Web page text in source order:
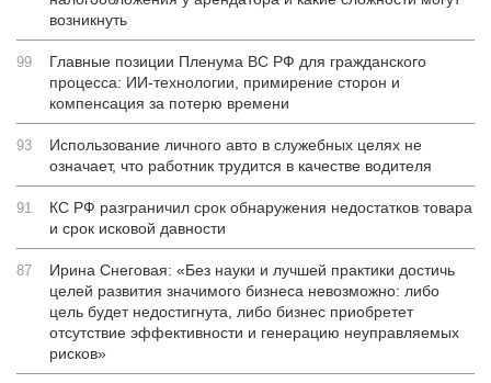
возникнуть
99
Главные позиции Пленума ВС РФ для гражданского
процесса: ИИ-технологии, примирение сторон и
компенсация за потерю времени
93
Использование личного авто в служебных целях не
означает, что работник трудится в качестве водителя
91
КС РФ разграничил срок обнаружения недостатков товара
и срок исковой давности
87
Ирина Снеговая: «Без науки и лучшей практики достичь
целей развития значимого бизнеса невозможно: либо
цель будет недостигнута, либо бизнес приобретет
отсутствие эффективности и генерацию неуправляемых
рисков»